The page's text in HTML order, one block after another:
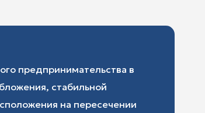
предпринимательства в
стабильной
на пересечении